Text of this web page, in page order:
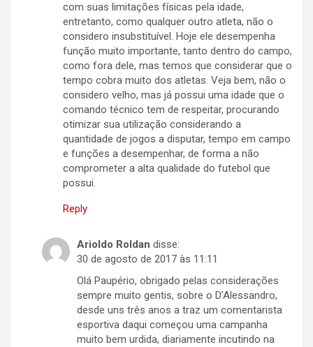
com suas limitações físicas pela idade,
entretanto, como qualquer outro atleta, não o
considero insubstituível. Hoje ele desempenha
função muito importante, tanto dentro do campo,
como fora dele, mas temos que considerar que o
tempo cobra muito dos atletas. Veja bem, não o
considero velho, mas já possui uma idade que o
comando técnico tem de respeitar, procurando
otimizar sua utilização considerando a
quantidade de jogos a disputar, tempo em campo
e funções a desempenhar, de forma a não
comprometer a alta qualidade do futebol que
possui.
Reply
Arioldo Roldan disse:
30 de agosto de 2017 às 11:11
Olá Paupério, obrigado pelas considerações
sempre muito gentis, sobre o D’Alessandro,
desde uns três anos a traz um comentarista
esportiva daqui começou uma campanha
muito bem urdida, diariamente incutindo na